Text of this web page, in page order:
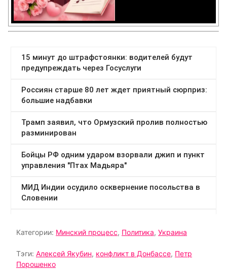
Категории: Минский процесс, Политика, Украина
Тэги: Алексей Якубин, конфликт в Донбассе, Петр
Порошенко